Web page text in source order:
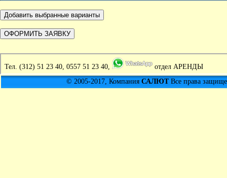
Тел. (312) 51 23 40, 0557 51 23 40,
отдел АРЕНДЫ
© 2005-2017, Компания САЛЮТВсе права